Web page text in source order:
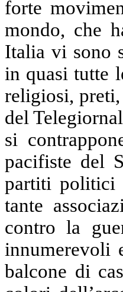
forte
mondo, che
Italia vi sono
in quasi tutte
religiosi, preti,
del
si
pacifiste del
partiti politici
tante
contro la
innumerevoli
balcone di